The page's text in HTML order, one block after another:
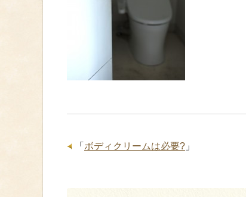
「 ボディクリームは必要? 」